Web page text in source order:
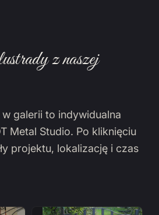
z naszej
galerii to indywidualna
Metal Studio. Po kliknięciu
projektu, lokalizację i czas